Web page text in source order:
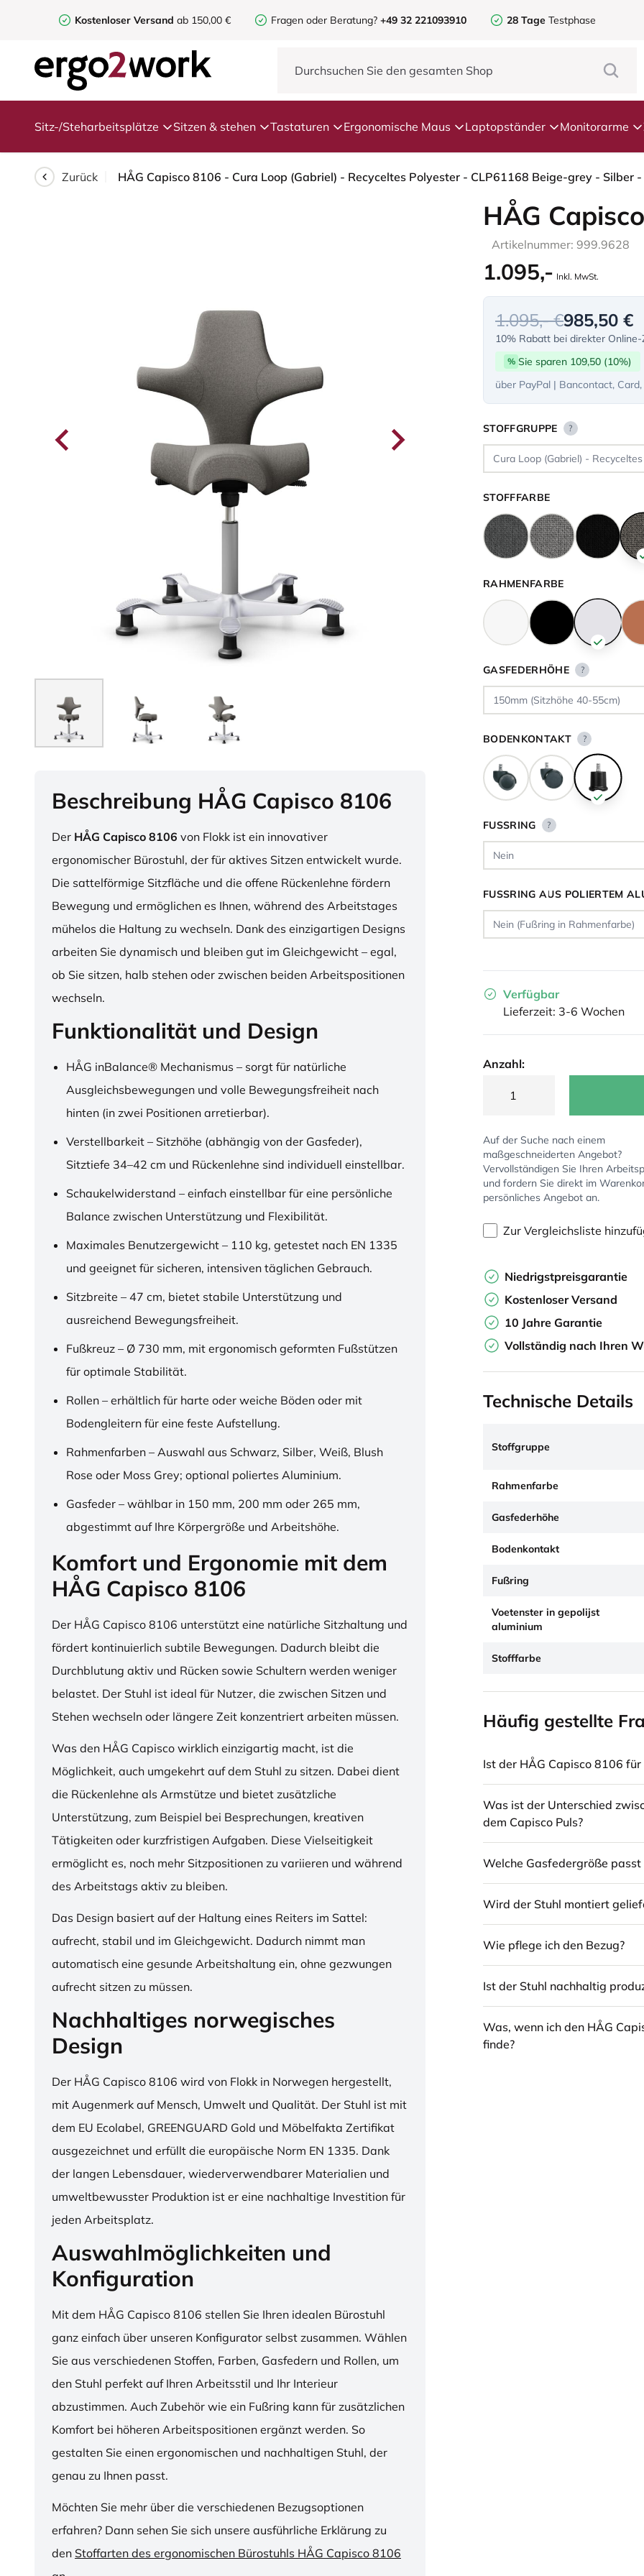
Kostenloser Versand ab 150,00 € Fragen oder Beratung? +49 32 221093910 28 Tage Testphase
Sitz-/Steharbeitsplätze Sitzen & stehen Tastaturen Ergonomische Maus Laptopständer Monitorarme
Zurück HÅG Capisco 8106 - Cura Loop (Gabriel) - Recyceltes Polyester - CLP61168 Beige-grey - Silber
Beschreibung HÅG Capisco 8106
Der HÅG Capisco 8106 von Flokk ist ein innovativer
ergonomischer Bürostuhl, der für aktives Sitzen entwickelt wurde.
Die sattelförmige Sitzfläche und die offene Rückenlehne fördern
Bewegung und ermöglichen es Ihnen, während des Arbeitstages
mühelos die Haltung zu wechseln. Dank des einzigartigen Designs
arbeiten Sie dynamisch und bleiben gut im Gleichgewicht – egal,
ob Sie sitzen, halb stehen oder zwischen beiden Arbeitspositionen
wechseln.
Funktionalität und Design
HÅG inBalance® Mechanismus – sorgt für natürliche
Ausgleichsbewegungen und volle Bewegungsfreiheit nach
hinten (in zwei Positionen arretierbar).
Verstellbarkeit – Sitzhöhe (abhängig von der Gasfeder),
Sitztiefe 34–42 cm und Rückenlehne sind individuell einstellbar.
Schaukelwiderstand – einfach einstellbar für eine persönliche
Balance zwischen Unterstützung und Flexibilität.
Maximales Benutzergewicht – 110 kg, getestet nach EN 1335
und geeignet für sicheren, intensiven täglichen Gebrauch.
Sitzbreite – 47 cm, bietet stabile Unterstützung und
ausreichend Bewegungsfreiheit.
Fußkreuz – Ø 730 mm, mit ergonomisch geformten Fußstützen
für optimale Stabilität.
Rollen – erhältlich für harte oder weiche Böden oder mit
Bodengleitern für eine feste Aufstellung.
Rahmenfarben – Auswahl aus Schwarz, Silber, Weiß, Blush
Rose oder Moss Grey; optional poliertes Aluminium.
Gasfeder – wählbar in 150 mm, 200 mm oder 265 mm,
abgestimmt auf Ihre Körpergröße und Arbeitshöhe.
Komfort und Ergonomie mit dem
HÅG Capisco 8106
Der HÅG Capisco 8106 unterstützt eine natürliche Sitzhaltung und
fördert kontinuierlich subtile Bewegungen. Dadurch bleibt die
Durchblutung aktiv und Rücken sowie Schultern werden weniger
belastet. Der Stuhl ist ideal für Nutzer, die zwischen Sitzen und
Stehen wechseln oder längere Zeit konzentriert arbeiten müssen.
Was den HÅG Capisco wirklich einzigartig macht, ist die
Möglichkeit, auch umgekehrt auf dem Stuhl zu sitzen. Dabei dient
die Rückenlehne als Armstütze und bietet zusätzliche
Unterstützung, zum Beispiel bei Besprechungen, kreativen
Tätigkeiten oder kurzfristigen Aufgaben. Diese Vielseitigkeit
ermöglicht es, noch mehr Sitzpositionen zu variieren und während
des Arbeitstags aktiv zu bleiben.
Das Design basiert auf der Haltung eines Reiters im Sattel:
aufrecht, stabil und im Gleichgewicht. Dadurch nimmt man
automatisch eine gesunde Arbeitshaltung ein, ohne gezwungen
aufrecht sitzen zu müssen.
Nachhaltiges norwegisches
Design
Der HÅG Capisco 8106 wird von Flokk in Norwegen hergestellt,
mit Augenmerk auf Mensch, Umwelt und Qualität. Der Stuhl ist mit
dem EU Ecolabel, GREENGUARD Gold und Möbelfakta Zertifikat
ausgezeichnet und erfüllt die europäische Norm EN 1335. Dank
der langen Lebensdauer, wiederverwendbarer Materialien und
umweltbewusster Produktion ist er eine nachhaltige Investition für
jeden Arbeitsplatz.
Auswahlmöglichkeiten und
Konfiguration
Mit dem HÅG Capisco 8106 stellen Sie Ihren idealen Bürostuhl
ganz einfach über unseren Konfigurator selbst zusammen. Wählen
Sie aus verschiedenen Stoffen, Farben, Gasfedern und Rollen, um
den Stuhl perfekt auf Ihren Arbeitsstil und Ihr Interieur
abzustimmen. Auch Zubehör wie ein Fußring kann für zusätzlichen
Komfort bei höheren Arbeitspositionen ergänzt werden. So
gestalten Sie einen ergonomischen und nachhaltigen Stuhl, der
genau zu Ihnen passt.
Möchten Sie mehr über die verschiedenen Bezugsoptionen
erfahren? Dann sehen Sie sich unsere ausführliche Erklärung zu
den Stoffarten des ergonomischen Bürostuhls HÅG Capisco 8106
HÅG
Artikelnummer: 999.9628
1.095,- Inkl. MwSt.
1.095,- €985,50 €
10% Rabatt bei direkter Online-
% Sie sparen 109,50 (10%)
über PayPal | Bancontact,
STOFFGRUPPE ?
STOFFFARBE
RAHMENFARBE
GASFEDERHÖHE ?
BODENKONTAKT ?
FUSSRING ?
FUSSRING AUS POLIERTEM
Verfügbar
Lieferzeit: 3-6 Wochen
Anzahl:
Auf der Suche nach einem
maßgeschneiderten Angebot?
Vervollständigen Sie Ihren
und fordern Sie direkt im
persönliches Angebot an.
Zur Vergleichsliste
Niedrigstpreisgarantie
Kostenloser Versand
10 Jahre Garantie
Vollständig nach Ihren
Technische Details
Stoffgruppe
Rahmenfarbe
Gasfederhöhe
Bodenkontakt
Fußring
Voetenster in gepolijst
aluminium
Stofffarbe
Häufig gestellte
Ist der HÅG Capisco 8106
Was ist der Unterschied
dem Capisco Puls?
Welche Gasfedergröße passt
Wird der Stuhl montiert
Wie pflege ich den Bezug?
Ist der Stuhl nachhaltig
Was, wenn ich den HÅG
finde?